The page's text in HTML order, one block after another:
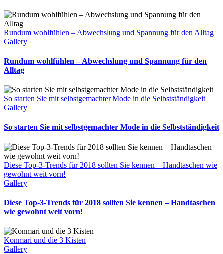
Rundum wohlfühlen – Abwechslung und Spannung für den Alltag
Gallery
Rundum wohlfühlen – Abwechslung und Spannung für den
Alltag
So starten Sie mit selbstgemachter Mode in die Selbstständigkeit
Gallery
So starten Sie mit selbstgemachter Mode in die Selbstständigkeit
Diese Top-3-Trends für 2018 sollten Sie kennen – Handtaschen wie
gewohnt weit vorn!
Gallery
Diese Top-3-Trends für 2018 sollten Sie kennen – Handtaschen
wie gewohnt weit vorn!
Konmari und die 3 Kisten
Gallery